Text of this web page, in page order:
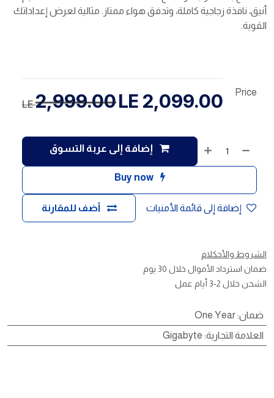
أنيق، نافذة زجاجية كاملة، وتدفق هواء ممتاز. مثالية لعرض إعداداتك
القوية.
إضافة إلى عربة التسوق
Buy now
أضف للمقارنة إضافة إلى قائمة الأمنيات
Price
2,099.00
2,999.00
LE
الشروط والأحكلام
ضمان استرداد الأموال خلال 30 يوم
الشحن خلال 2-3 أيام عمل
ضمان:
One Year
العلامة التجارية:
Gigabyte